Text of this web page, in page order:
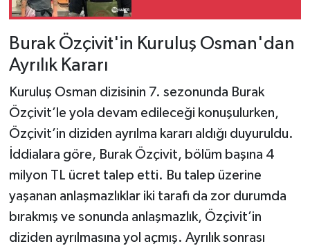
Burak Özçivit'in Kuruluş Osman'dan
Ayrılık Kararı
Kuruluş Osman dizisinin 7. sezonunda Burak
Özçivit’le yola devam edileceği konuşulurken,
Özçivit’in diziden ayrılma kararı aldığı duyuruldu.
İddialara göre, Burak Özçivit, bölüm başına 4
milyon TL ücret talep etti. Bu talep üzerine
yaşanan anlaşmazlıklar iki tarafı da zor durumda
bırakmış ve sonunda anlaşmazlık, Özçivit’in
diziden ayrılmasına yol açmış. Ayrılık sonrası